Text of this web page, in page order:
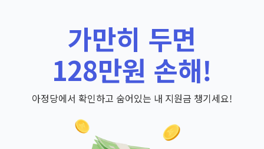
가만히 두면
128만원 손해!
아정당에서 확인하고 숨어있는 내 지원금 챙기세요!